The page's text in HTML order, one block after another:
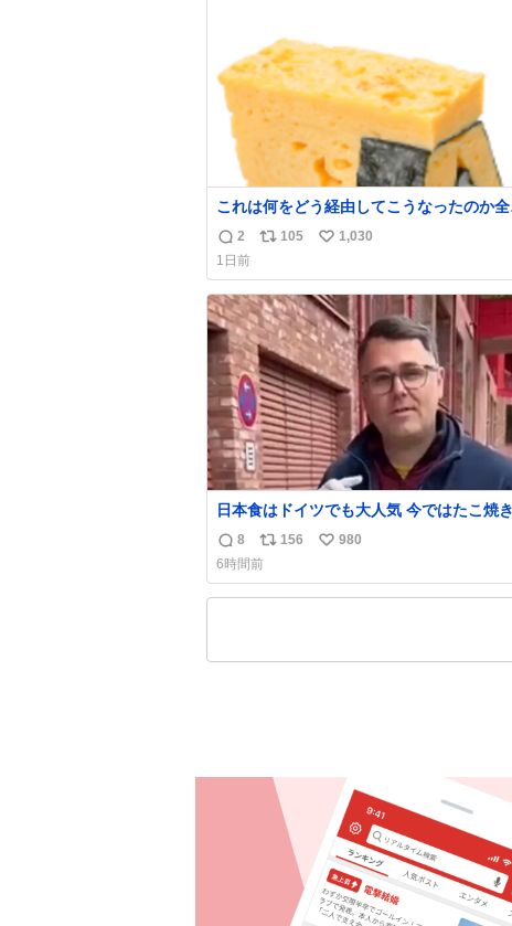
これは何をどう経由してこうなったのか全
わからない構造のすしざんまいの玉子
返
信
数
2
リ
ス
ト
数
105
い
ね
数
1,030
1日前
日本食はドイツでも大人気 今ではたこ焼
入手可能ですが、🥑や🌽、ウィンナーや枝
などが入っているオリジナルたこ焼きへと
化 大使館の広報課長ハインリッヒは、日本で
たこ焼きに心奪われ、ベルリンにいたと
返
信
数
8
リ
ポ
ス
156
い
ね
980
6時間前